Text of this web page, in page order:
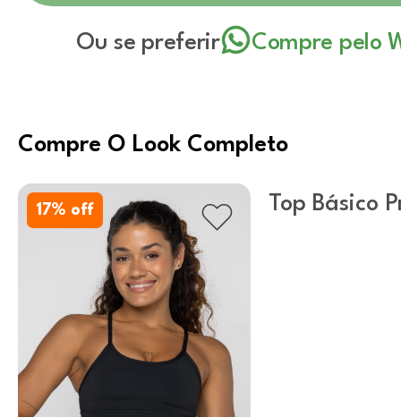
Ou se preferir Compre pelo
Compre O Look Completo
17% off
Top Básico